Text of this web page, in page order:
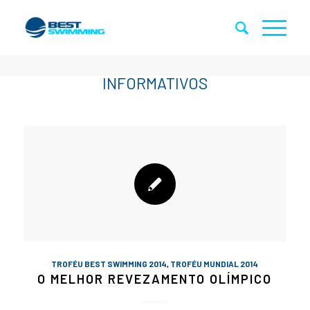
TROFÉU BEST SWIMMING 2014, TROFÉU MUNDIAL 2014
O MELHOR REVEZAMENTO OLÍMPICO